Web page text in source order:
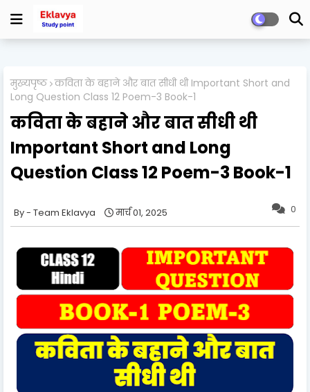
मुख्यपृष्ठ कविता के बहाने और बात सीधी थी Important Short and
Long Question Class 12 Poem-3 Book-1
कविता के बहाने और बात सीधी थी
Important Short and Long
Question Class 12 Poem-3 Book-1
0
Team Eklavya मार्च 01, 2025